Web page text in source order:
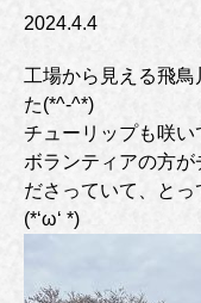
2024.4.4
工場から見える飛
た(*^-^*)
チューリップも咲い
ボランティアの方が
ださっていて、と
(*‘ω‘ *)